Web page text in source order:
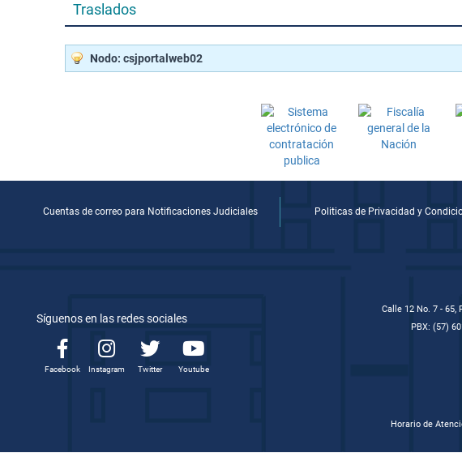
Traslados
Nodo: csjportalweb02
Cuentas de correo para Notificaciones Judiciales Politicas de Privacidad y
Síguenos en las redes sociales
Facebook Instagram Twitter Youtube
Calle 12 No. 7 - 65,
PBX: (57)
Horario de